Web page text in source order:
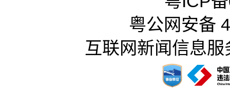
粤公网安备
互联网新闻信息